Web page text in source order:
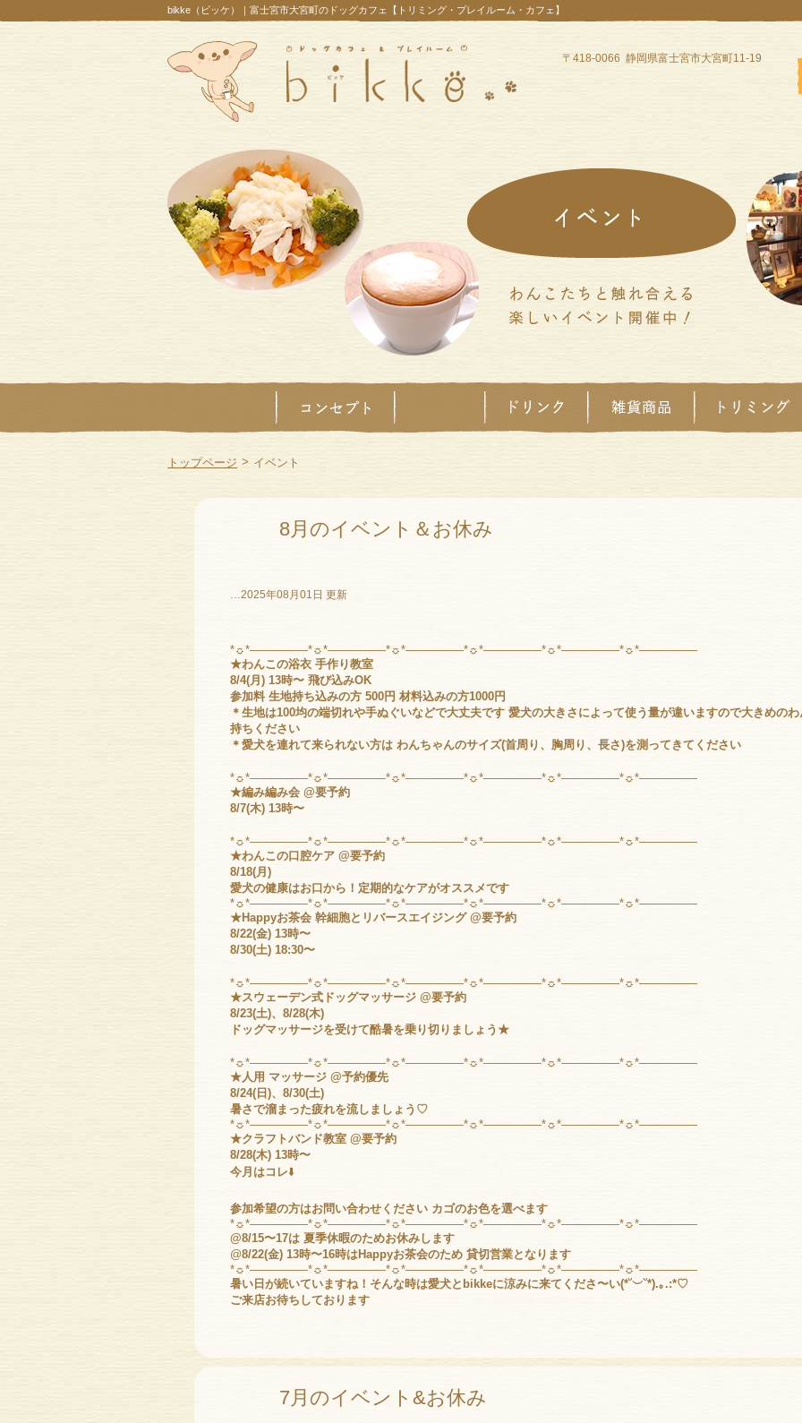
bikke（ビッケ）｜富士宮市大宮町のドッグカフェ【トリミング・プレイルーム・カフェ】
〒418-0066 静岡県富士宮市大宮町11-19
トップページ > イベント
8月のイベント＆お休み
…2025年08月01日 更新
*☼*―――――*☼*―――――*☼*―――――*☼*―――――*☼*―――――*☼*―――――
★わんこの浴衣 手作り教室
8/4(月) 13時〜 飛び込みOK
参加料 生地持ち込みの方 500円 材料込みの方1000円
＊生地は100均の端切れや手ぬぐいなどで大丈夫です 愛犬の大きさによって使う量が違いますので大きめの
持ちください
＊愛犬を連れて来られない方は わんちゃんのサイズ(首周り、胸周り、長さ)を測ってきてください
*☼*―――――*☼*―――――*☼*―――――*☼*―――――*☼*―――――*☼*―――――
★編み編み会 @要予約
8/7(木) 13時〜
*☼*―――――*☼*―――――*☼*―――――*☼*―――――*☼*―――――*☼*―――――
★わんこの口腔ケア @要予約
8/18(月)
愛犬の健康はお口から！定期的なケアがオススメです
*☼*―――――*☼*―――――*☼*―――――*☼*―――――*☼*―――――*☼*―――――
★Happyお茶会 幹細胞とリバースエイジング @要予約
8/22(金) 13時〜
8/30(土) 18:30〜
*☼*―――――*☼*―――――*☼*―――――*☼*―――――*☼*―――――*☼*―――――
★スウェーデン式ドッグマッサージ @要予約
8/23(土)、8/28(木)
ドッグマッサージを受けて酷暑を乗り切りましょう★
*☼*―――――*☼*―――――*☼*―――――*☼*―――――*☼*―――――*☼*―――――
★人用 マッサージ @予約優先
8/24(日)、8/30(土)
暑さで溜まった疲れを流しましょう♡
*☼*―――――*☼*―――――*☼*―――――*☼*―――――*☼*―――――*☼*―――――
★クラフトバンド教室 @要予約
8/28(木) 13時〜
今月はコレ⬇️
参加希望の方はお問い合わせください カゴのお色を選べます
*☼*―――――*☼*―――――*☼*―――――*☼*―――――*☼*―――――*☼*―――――
@8/15〜17は 夏季休暇のためお休みします
@8/22(金) 13時〜16時はHappyお茶会のため 貸切営業となります
*☼*―――――*☼*―――――*☼*―――――*☼*―――――*☼*―――――*☼*―――――
暑い日が続いていますね！そんな時は愛犬とbikkeに涼みに来てくださ〜い(*˘︶˘*).｡.:*♡
ご来店お待ちしております
7月のイベント&お休み